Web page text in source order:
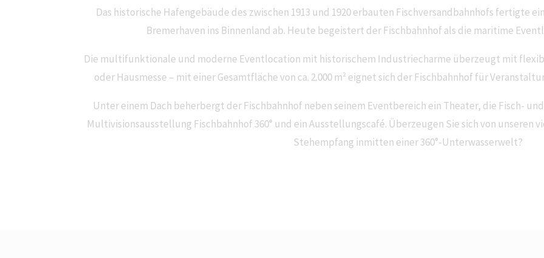
Das historische Hafengebäude des zwischen 1913 und 1920 erbauten Fischversandbahnhofs fertigte
Bremerhaven ins Binnenland ab. Heute begeistert der Fischbahnhof als die maritime
Die multifunktionale und moderne Eventlocation mit historischem Industriecharme überzeugt mit
oder Hausmesse – mit einer Gesamtfläche von ca. 2.000 m² eignet sich der Fischbahnhof für
Unter einem Dach beherbergt der Fischbahnhof neben seinem Eventbereich ein Theater, die Fisch-
Multivisionsausstellung Fischbahnhof 360° und ein Ausstellungscafé. Überzeugen Sie sich von unseren
Stehempfang inmitten einer 360°-Unterwasserwelt?